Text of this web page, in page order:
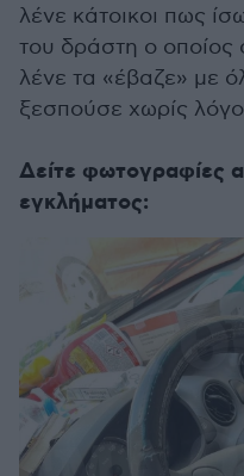
λένε κάτοικοι πως
του δράστη ο οποίος
λένε τα «έβαζε» με
ξεσπούσε χωρίς
Δείτε φωτογραφίες
εγκλήματος: